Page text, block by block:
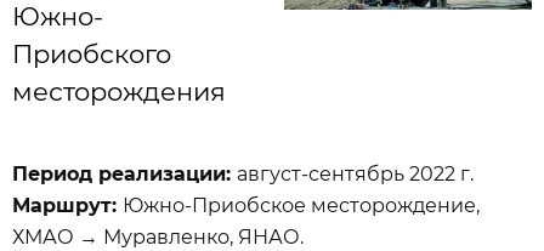
Южно-
Приобского
месторождения
Период реализации: август-сентябрь 2022 г.
Маршрут: Южно-Приобское месторождение,
ХМАО → Муравленко, ЯНАО.